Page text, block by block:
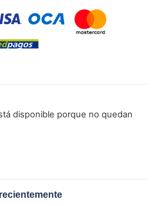
disponible porque no quedan